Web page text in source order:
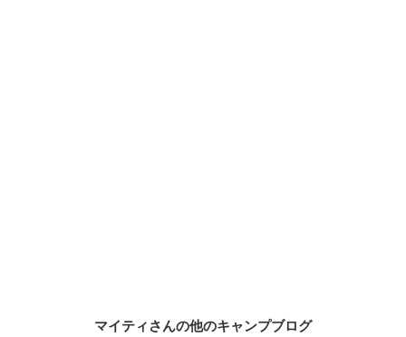
マイティさんの他のキャンプブログ